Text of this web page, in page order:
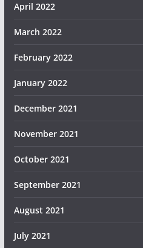
April 2022
March 2022
February 2022
January 2022
December 2021
November 2021
October 2021
September 2021
August 2021
July 2021